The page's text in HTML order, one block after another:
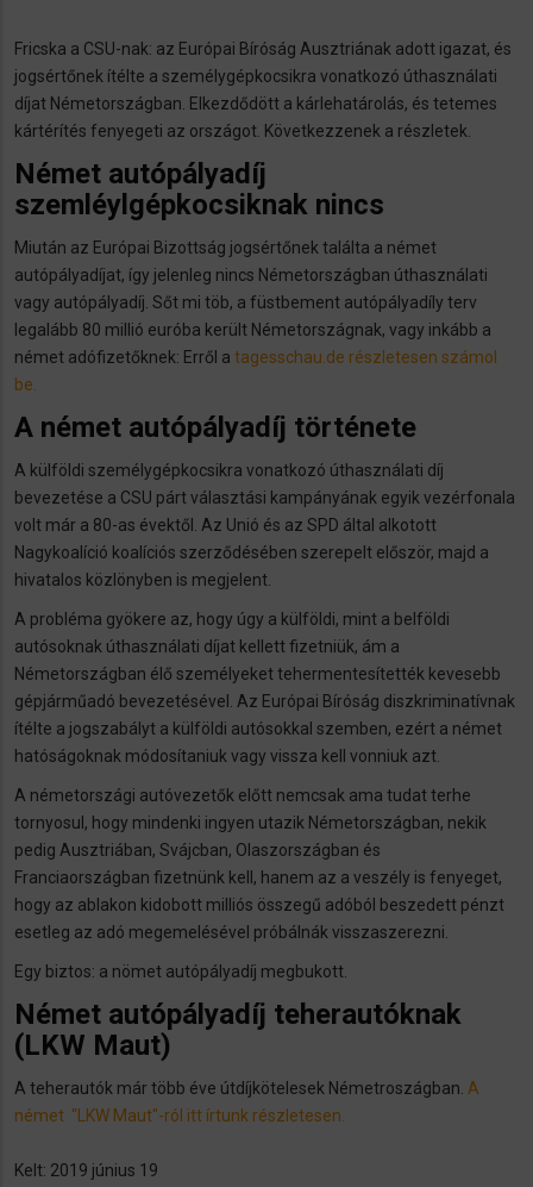
Fricska a CSU-nak: az Európai Bíróság Ausztriának adott igazat, és
jogsértőnek ítélte a személygépkocsikra vonatkozó úthasználati
díjat Németországban. Elkezdődött a kárlehatárolás, és tetemes
kártérítés fenyegeti az országot. Következzenek a részletek.​
Német autópályadíj
szemléylgépkocsiknak nincs
Miután az Európai Bizottság jogsértőnek találta a német
autópályadíjat, így jelenleg nincs Németországban úthasználati
vagy autópályadíj. Sőt mi töb, a füstbement autópályadíly terv
legalább 80 millió euróba került Németországnak, vagy inkább a
német adófizetőknek: Erről a tagesschau.de részletesen számol
be.
A német autópályadíj története
A külföldi személygépkocsikra vonatkozó úthasználati díj
bevezetése a CSU párt választási kampányának egyik vezérfonala
volt már a 80-as évektől. Az Unió és az SPD által alkotott
Nagykoalíció koalíciós szerződésében szerepelt először, majd a
hivatalos közlönyben is megjelent.
A probléma gyökere az, hogy úgy a külföldi, mint a belföldi
autósoknak úthasználati díjat kellett fizetniük, ám a
Németországban élő személyeket tehermentesítették kevesebb
gépjárműadó bevezetésével. Az Európai Bíróság diszkriminatívnak
ítélte a jogszabályt a külföldi autósokkal szemben, ezért a német
hatóságoknak módosítaniuk vagy vissza kell vonniuk azt.
A németországi autóvezetők előtt nemcsak ama tudat terhe
tornyosul, hogy mindenki ingyen utazik Németországban, nekik
pedig Ausztriában, Svájcban, Olaszországban és
Franciaországban fizetnünk kell, hanem az a veszély is fenyeget,
hogy az ablakon kidobott milliós összegű adóból beszedett pénzt
esetleg az adó megemelésével próbálnák visszaszerezni.
Egy biztos: a nömet autópályadíj megbukott.
Német autópályadíj teherautóknak
(LKW Maut)
A teherautók már több éve útdíjkötelesek Németroszágban. A
német "LKW Maut"-ról itt írtunk részletesen.
Kelt: 2019 június 19